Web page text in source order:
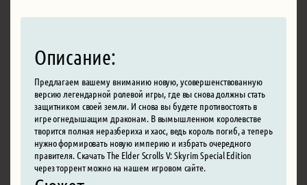
Описание:
Предлагаем вашему вниманию новую, усовершенствованную
версию легендарной ролевой игры, где вы снова должны стать
защитником своей земли. И снова вы будете противостоять в
игре огнедышащим драконам. В вымышленном королевстве
творится полная неразбериха и хаос, ведь король погиб, а теперь
нужно формировать новую империю и избрать очередного
правителя. Скачать The Elder Scrolls V: Skyrim Special Edition
через торрент можно на нашем игровом сайте.